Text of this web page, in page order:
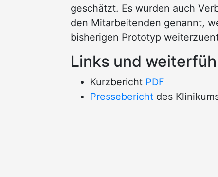
geschätzt. Es wurden auch
den Mitarbeitenden genannt,
bisherigen Prototyp
Links und
Kurzbericht PDF
Pressebericht des